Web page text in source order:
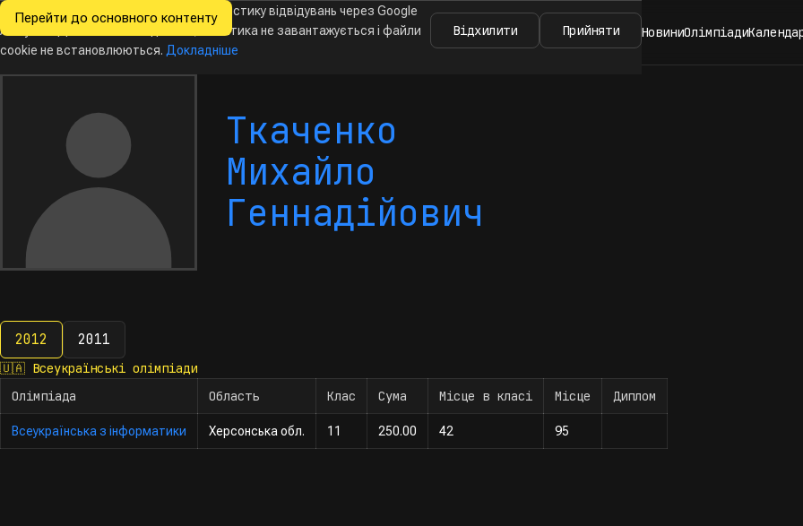
Перейти до основного контенту
Всеукраїнські
з інформатики
НовиниОлімпіади
Ткаченко
Михайло
Геннадійович
2012 2011
2012
🇺🇦 Всеукраїнські олімпіади
Олімпіада
Область Клас Сума Місце в класі Місце Диплом
Всеукраїнська з інформатики Херсонська обл. 11 250.00 42 95
Ми хочемо збирати знеособлену статистику відвідувань через Google
Analytics. Доки ви не погодитесь, аналітика не завантажується і файли
cookie не встановлюються. Докладніше
Відхилити Прийняти